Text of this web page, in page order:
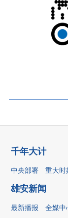
千年大计
中央部署 重大时
雄安新闻
最新播报 全媒中